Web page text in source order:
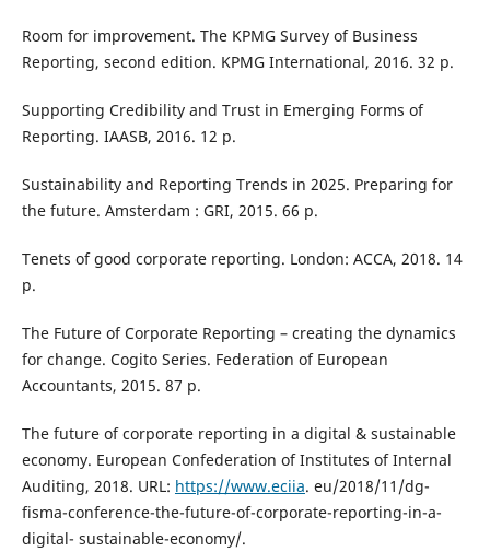
Room for improvement. The KPMG Survey of Business
Reporting, second edition. KPMG International, 2016. 32 p.
Supporting Credibility and Trust in Emerging Forms of
Reporting. IAASB, 2016. 12 p.
Sustainability and Reporting Trends in 2025. Preparing for
the future. Amsterdam : GRI, 2015. 66 p.
Tenets of good corporate reporting. London: ACCA, 2018. 14
p.
The Future of Corporate Reporting – creating the dynamics
for change. Cogito Series. Federation of European
Accountants, 2015. 87 p.
The future of corporate reporting in a digital & sustainable
economy. European Confederation of Institutes of Internal
Auditing, 2018. URL: https://www.eciia. eu/2018/11/dg-
fisma-conference-the-future-of-corporate-reporting-in-a-
digital- sustainable-economy/.